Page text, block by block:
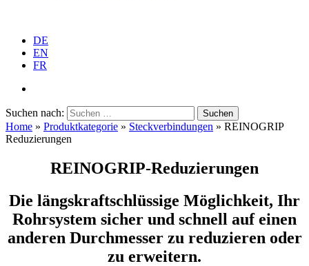
DE
EN
FR
Suchen nach:
Home » Produkt­ka­te­gorie » Steck­ver­bin­dungen » REINOGRIP
Reduzie­rungen
REINOGRIP-Reduzie­rungen
Die längs­kraft­schlüssige Möglichkeit, Ihr
Rohrsystem sicher und schnell auf einen
anderen Durch­messer zu reduzieren oder
zu erweitern.